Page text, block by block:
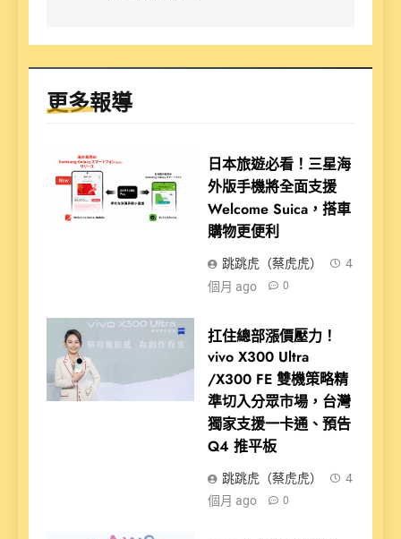
更多報導
日本旅遊必看！三星海
外版手機將全面支援
Welcome Suica，搭車
購物更便利
跳跳虎（蔡虎虎）
4
個月 ago
0
扛住總部漲價壓力！
vivo X300 Ultra
/X300 FE 雙機策略精
準切入分眾市場，台灣
獨家支援一卡通、預告
Q4 推平板
跳跳虎（蔡虎虎）
4
個月 ago
0